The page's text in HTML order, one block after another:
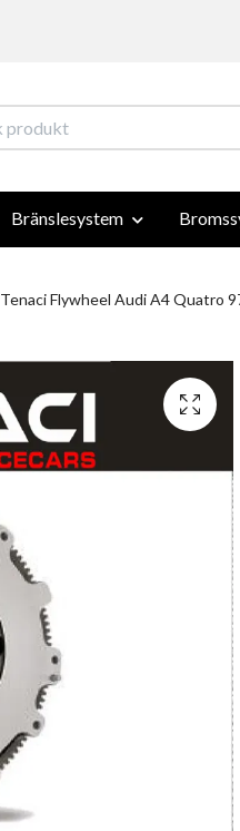
Bränslesystem
Tenaci Flywheel Audi A4 Quatro